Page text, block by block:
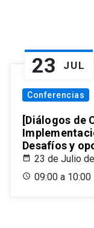
23 JUL
Conferencias
[Diálogos de
Desafíos y
23 de Julio
09:00 a 10:00